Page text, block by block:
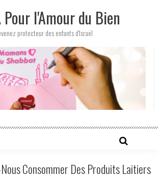
Pour l'Amour du Bien
protecteur des enfants d'Israël
Consommer Des Produits Laitiers